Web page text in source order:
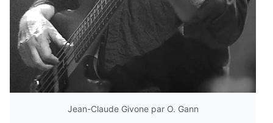
Jean-Claude Givone par O. Gann